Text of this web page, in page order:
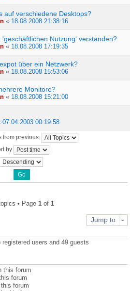
auf verschiedene Desktops?
« 18.08.2008 21:38:16
'geschäftlichen Nutzung' verstanden?
« 18.08.2008 17:19:35
über ein Netzwerk?
« 18.08.2008 15:53:06
Monitore?
« 18.08.2008 15:21:00
07.04.2003 00:19:58
from previous:
by
• Page 1of 1
Jump to
users and 49 guests
this forum
forum
forum